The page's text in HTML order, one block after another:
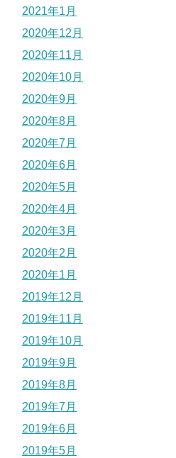
2021年1月
2020年12月
2020年11月
2020年10月
2020年9月
2020年8月
2020年7月
2020年6月
2020年5月
2020年4月
2020年3月
2020年2月
2020年1月
2019年12月
2019年11月
2019年10月
2019年9月
2019年8月
2019年7月
2019年6月
2019年5月